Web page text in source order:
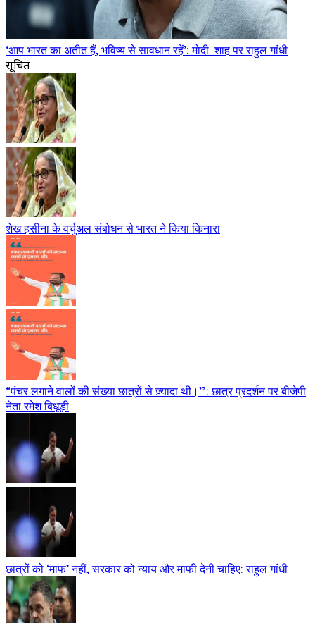
‘आप भारत का अतीत हैं, भविष्य से सावधान रहें’: मोदी-शाह पर राहुल गांधी
सूचित
शेख हसीना के वर्चुअल संबोधन से भारत ने किया किनारा
“पंचर लगाने वालों की संख्या छात्रों से ज़्यादा थी।”: छात्र प्रदर्शन पर बीजेपी
नेता रमेश बिधूड़ी
छात्रों को ‘माफ’ नहीं, सरकार को न्याय और माफी देनी चाहिए: राहुल गांधी